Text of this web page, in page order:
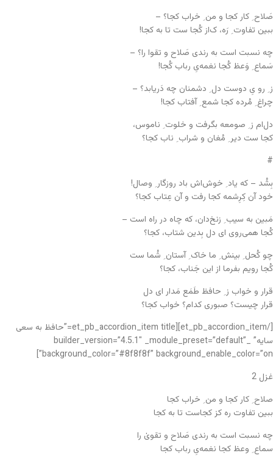
صَلاح ِ کار کجا و من ِ خراب کجا؟ –
ببین تفاوت ِ رَه، ک‌از کُجا ست تا به کجا!
چه نسبت است به رندی صَلاح و تقوا را؟ –
سَماع ِ وَعظ کُجا نغمه‌یِ رباب کُجا!
ز ِ رو یِ دوست دل ِ دشمنان چه دَریابد؟ –
چراغ ِ مُرده کجا شمع ِ آفتاب کجا!
دل‌ام ز ِ صومعه بگرفت و خلوت ِ ناموس،
کجا ست دیر ِ مُغان و شراب ِ ناب کجا؟
#
بِشُد – که یاد ِ خوش‌اش باد روزگار ِ وصال!
خود آن کِرِشمه کجا رفت و آن عِتاب کجا؟
مَبین به سیب ِ زنخ‌دان، که چاه در راه است –
کُجا همی‌روی ای دل بِدین شتاب، کجا؟
چو کُحل ِ بینش ِ ما خاک ِ آستان ِ شُما ست
کُجا رویم بفرما از این جَناب، کجا؟
قرار و خواب ز ِ حافظ طَمَع مَدار ای دل
قرار چیست؟ صبوری کدام؟ خواب کجا؟
[/et_pb_accordion_item][et_pb_accordion_item title=”حافظ به سعی
سایه” _builder_version=”4.5.1″ _module_preset=”default”
background_color=”#8f8f8f” background_enable_color=”on”]
غزل 2
صلاح ِ کار کجا و من ِ خراب کجا
ببین تفاوت ره کز کجاست تا به کجا
چه نسبت است به رندی صَلاح و تقویٰ را
سماع ِ وعظ کجا نغمه‌یِ رباب کجا